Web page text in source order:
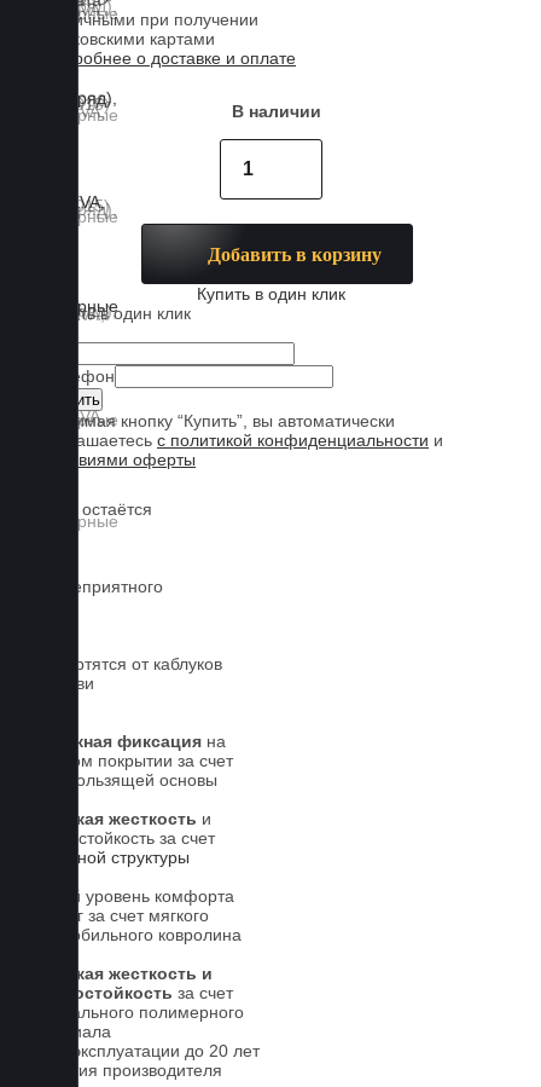
Наличными при получении
Банковскими картами
Подробнее о доставке и оплате
В наличии
Добавить в корзину
Купить в один клик
Купить в один клик
Телефон
Нажимая кнопку “Купить”, вы автоматически
соглашаетесь с политикой конфиденциальности и
условиями оферты
Обувь остаётся
Нет неприятного
Не портятся от каблуков
на обуви
Надежная фиксация на
штатном покрытии за счет
антискользящей основы
Высокая жесткость и
износостойкость за счет
5-слойной структуры
Новый уровень комфорта
для ног за счет мягкого
автомобильного ковролина
Высокая жесткость и
износостойкость за счет
специального полимерного
материала
Срок эксплуатации до 20 лет
Гарантия производителя